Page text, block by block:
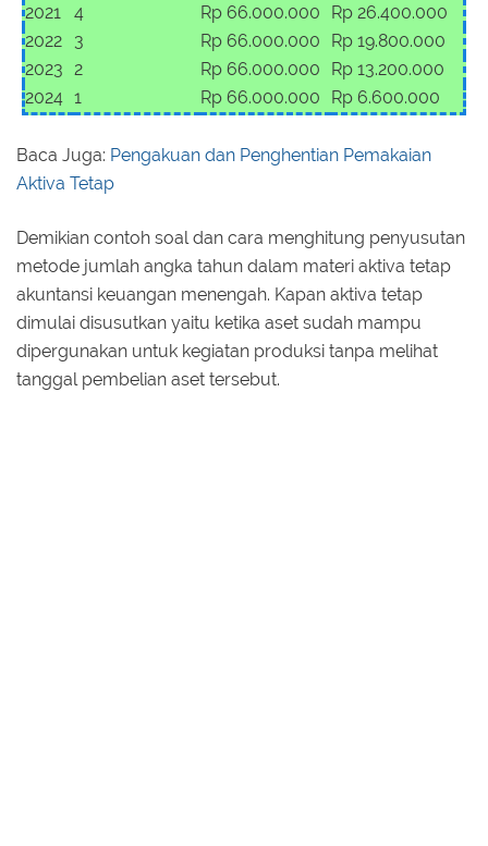
2021
4 Rp 66.000.000
Rp 26.400.000
2022
3 Rp 66.000.000
Rp 19.800.000
2023
2 Rp 66.000.000
Rp 13.200.000
2024 1 Rp 66.000.000 Rp 6.600.000
Baca Juga: Pengakuan dan Penghentian Pemakaian
Aktiva Tetap
Demikian contoh soal dan cara menghitung penyusutan
metode jumlah angka tahun dalam materi aktiva tetap
akuntansi keuangan menengah. Kapan aktiva tetap
dimulai disusutkan yaitu ketika aset sudah mampu
dipergunakan untuk kegiatan produksi tanpa melihat
tanggal pembelian aset tersebut.